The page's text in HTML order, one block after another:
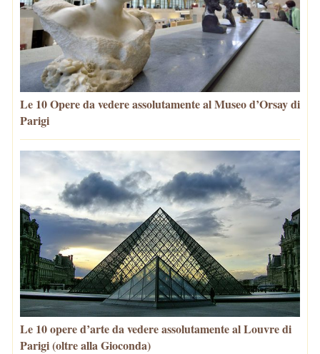
Le 10 Opere da vedere assolutamente al Museo d’Orsay di
Parigi
Le 10 opere d’arte da vedere assolutamente al Louvre di
Parigi (oltre alla Gioconda)